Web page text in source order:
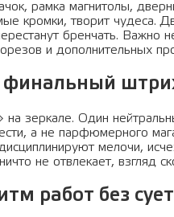
рамка магнитолы,
кромки, творит чудеса.
бренчать. Важно
и дополнительных
финальный
зеркале. Один
а не парфюмерного
мелочи,
не отвлекает, взгляд
работ без